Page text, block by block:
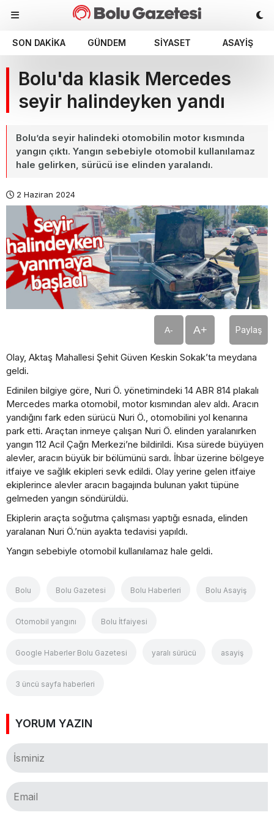
SON DAKIKA GÜNDEM SIYASET ASAYIŞ
Bolu'da klasik Mercedes
seyir halindeyken yandı
Bolu’da seyir halindeki otomobilin motor kısmında
yangın çıktı. Yangın sebebiyle otomobil kullanılamaz
hale gelirken, sürücü ise elinden yaralandı.
2 Haziran 2024
A- A+ Paylaş
Olay, Aktaş Mahallesi Şehit Güven Keskin Sokak’ta meydana
geldi.
Edinilen bilgiye göre, Nuri Ö. yönetimindeki 14 ABR 814 plakalı
Mercedes marka otomobil, motor kısmından alev aldı. Aracın
yandığını fark eden sürücü Nuri Ö., otomobilini yol kenarına
park etti. Araçtan inmeye çalışan Nuri Ö. elinden yaralanırken
yangın 112 Acil Çağrı Merkezi’ne bildirildi. Kısa sürede büyüyen
alevler, aracın büyük bir bölümünü sardı. İhbar üzerine bölgeye
itfaiye ve sağlık ekipleri sevk edildi. Olay yerine gelen itfaiye
ekiplerince alevler aracın bagajında bulunan yakıt tüpüne
gelmeden yangın söndürüldü.
Ekiplerin araçta soğutma çalışması yaptığı esnada, elinden
yaralanan Nuri Ö.’nün ayakta tedavisi yapıldı.
Yangın sebebiyle otomobil kullanılamaz hale geldi.
Bolu Bolu Gazetesi Bolu Haberleri Bolu Asayiş
Otomobil yangını Bolu İtfaiyesi
Google Haberler Bolu Gazetesi yaralı sürücü asayiş
3 üncü sayfa haberleri
YORUM YAZIN